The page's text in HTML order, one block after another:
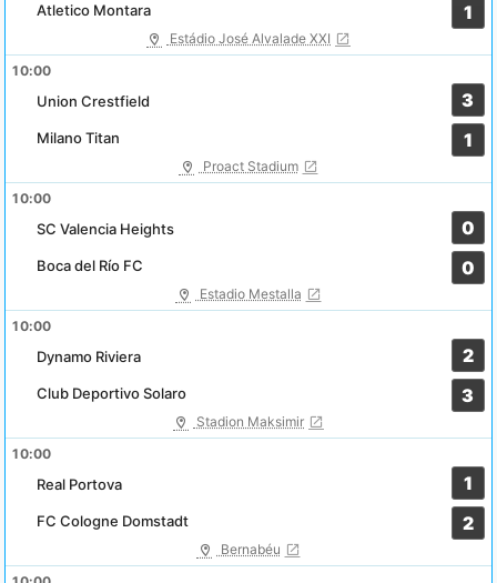
1
Atletico Montara
Estádio José Alvalade XXI
10:00
Union Crestfield
3
1
Milano Titan
Proact Stadium
10:00
SC Valencia Heights
0
0
Boca del Río FC
Estadio Mestalla
10:00
Dynamo Riviera
2
3
Club Deportivo Solaro
Stadion Maksimir
10:00
Real Portova
1
2
FC Cologne Domstadt
Bernabéu